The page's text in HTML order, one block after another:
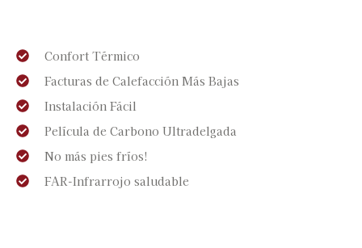
Confort Térmico
Facturas de Calefacción Más Bajas
Instalación Fácil
Película de Carbono Ultradelgada
No más pies fríos!
FAR-Infrarrojo saludable